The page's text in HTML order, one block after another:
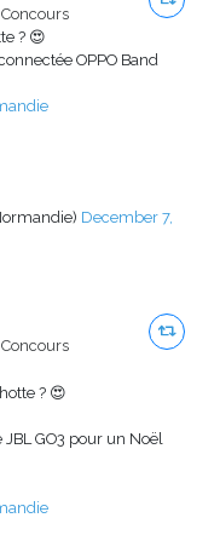
? 😍
OPPO Band
December 7,
? 😍
GO3 pour un Noël